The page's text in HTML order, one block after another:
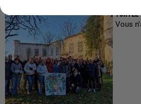
TURTLE
Vous